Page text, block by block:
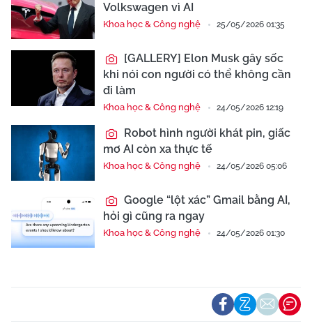
Volkswagen vì AI
Khoa học & Công nghệ 25/05/2026 01:35
[GALLERY] Elon Musk gây sốc
khi nói con người có thể không cần
đi làm
Khoa học & Công nghệ 24/05/2026 12:19
Robot hình người khát pin, giấc
mơ AI còn xa thực tế
Khoa học & Công nghệ 24/05/2026 05:06
Google “lột xác” Gmail bằng AI,
hỏi gì cũng ra ngay
Khoa học & Công nghệ 24/05/2026 01:30